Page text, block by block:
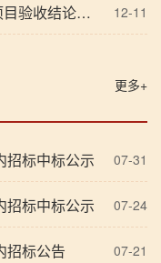
12-11
收结论公示
更多+
07-31
招标中标公示
07-24
招标中标公示
07-21
招标公告